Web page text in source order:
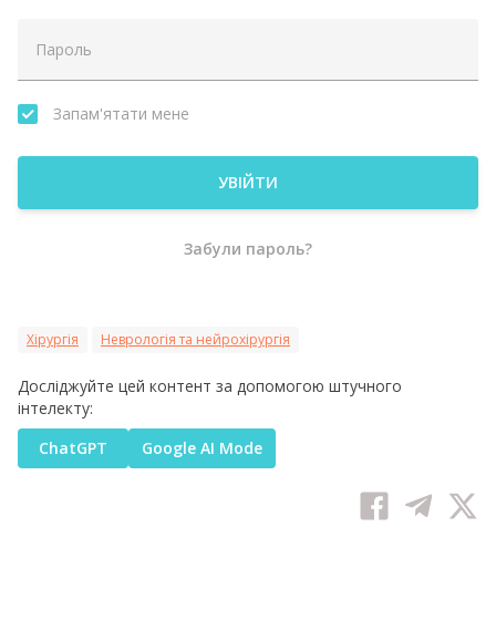
Запам'ятати мене
УВІЙТИ
Забули пароль?
Хірургія Неврологія та нейрохірургія
Досліджуйте цей контент за допомогою штучного
інтелекту:
ChatGPT
Google AI Mode